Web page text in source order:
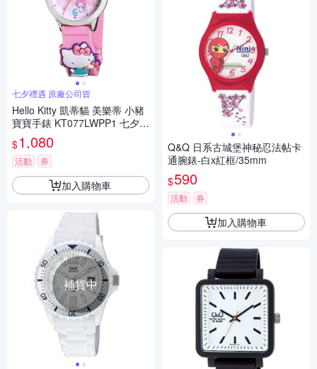
七夕禮遇 原廠公司貨
Hello Kitty 凱蒂貓 美樂蒂 小豬
寶寶手錶 KT077LWPP1 七夕寵
愛季 送禮推薦
$1,080
活動 券
加入購物車
補貨中
Q&Q 日系古城堡神秘忍法帖卡
通腕錶-白x紅框/35mm
$590
活動 券
加入購物車